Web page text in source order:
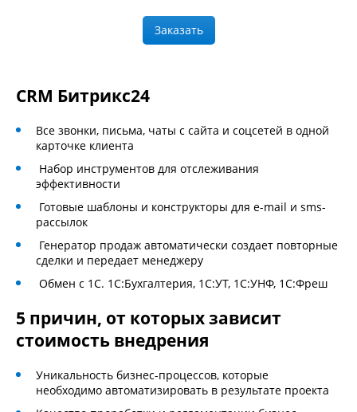
Заказать
CRM Битрикс24
Все звонки, письма, чаты с сайта и соцсетей в одной
карточке клиента
Набор инструментов для отслеживания
эффективности
Готовые шаблоны и конструкторы для e-mail и sms-
рассылок
Генератор продаж автоматически создает повторные
сделки и передает менеджеру
Обмен с 1С. 1С:Бухгалтерия, 1С:УТ, 1С:УНФ, 1С:Фреш
5 причин, от которых зависит
стоимость внедрения
Уникальность бизнес-процессов, которые
необходимо автоматизировать в результате проекта